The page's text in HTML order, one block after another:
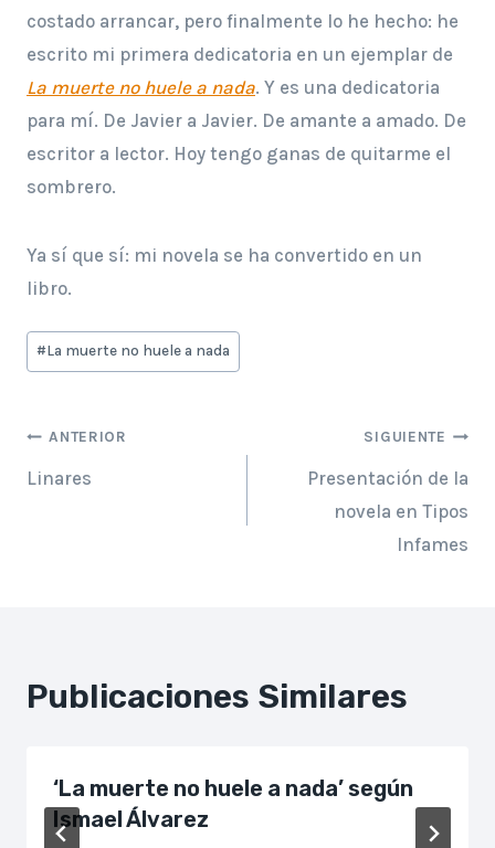
costado arrancar, pero finalmente lo he hecho: he
escrito mi primera dedicatoria en un ejemplar de
La muerte no huele a nada. Y es una dedicatoria
para mí. De Javier a Javier. De amante a amado. De
escritor a lector. Hoy tengo ganas de quitarme el
sombrero.
Ya sí que sí: mi novela se ha convertido en un
libro.
Etiquetas
de
entrada:
#La muerte no huele a nada
Navegación
de
ANTERIOR
Linares
SIGUIENTE
Presentación de la
novela en Tipos
Infames
Publicaciones Similares
‘La muerte no huele a nada’ según
Ismael Álvarez